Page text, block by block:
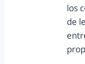
los
de